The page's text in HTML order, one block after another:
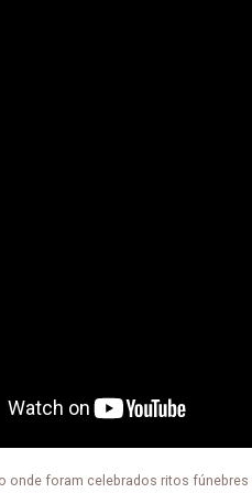
onde foram celebrados ritos